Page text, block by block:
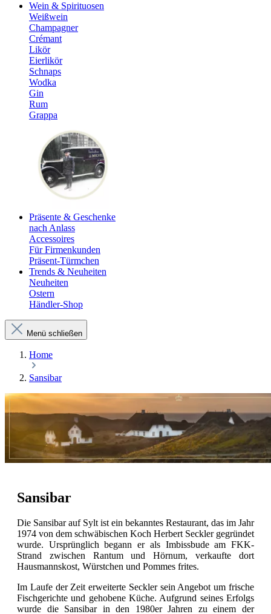
Wein & Spirituosen
Weißwein
Champagner
Crémant
Likör
Eierlikör
Schnaps
Wodka
Gin
Rum
Grappa
Präsente & Geschenke
nach Anlass
Accessoires
Für Firmenkunden
Präsent-Türmchen
Trends & Neuheiten
Neuheiten
Ostern
Händler-Shop
Menü schließen
Home
Sansibar
Sansibar
Die Sansibar auf Sylt ist ein bekanntes Restaurant, das im Jahr
1974 von dem schwäbischen Koch Herbert Seckler gegründet
wurde. Ursprünglich begann er als Imbissbude am FKK-
Strand zwischen Rantum und Hörnum, verkaufte dort
Hausmannskost, Würstchen und Pommes frites.
Im Laufe der Zeit erweiterte Seckler sein Angebot um frische
Fischgerichte und gehobene Küche. Aufgrund seines Erfolgs
wurde die Sansibar in den 1980er Jahren zu einem der